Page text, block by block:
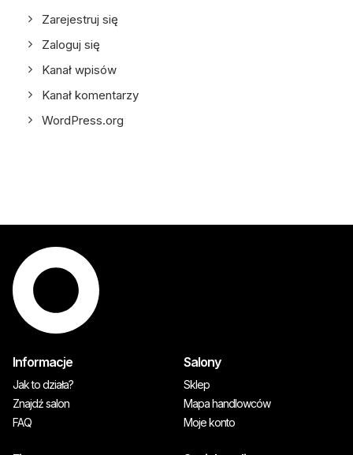
Zarejestruj się
Zaloguj się
Kanał wpisów
Kanał komentarzy
WordPress.org
Informacje
Jak to działa?
Znajdź salon
FAQ
Salony
Sklep
Mapa handlowców
Moje konto